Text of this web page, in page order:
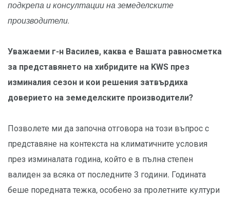
подкрепа и консултации на земеделските
производители.
Уважаеми г-н Василев, каква е Вашата равносметка
за представянето на хибридите на KWS през
изминалия сезон и кои решения затвърдиха
доверието на земеделските производители?
Позволете ми да започна отговора на този въпрос с
представяне на контекста на климатичните условия
през изминалата година, който е в пълна степен
валиден за всяка от последните 3 години. Годината
беше поредната тежка, особено за пролетните култури